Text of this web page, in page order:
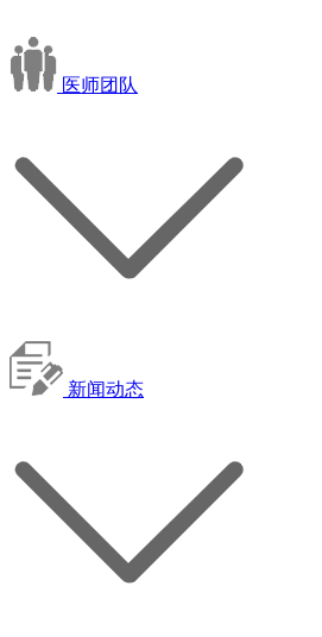
医师团队
新闻动态